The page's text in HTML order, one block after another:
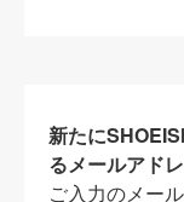
新たに
るメールアド
ご入力のメー